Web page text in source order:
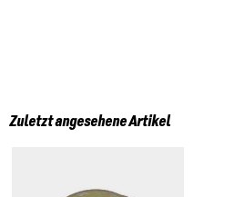
Zuletzt angesehene Artikel